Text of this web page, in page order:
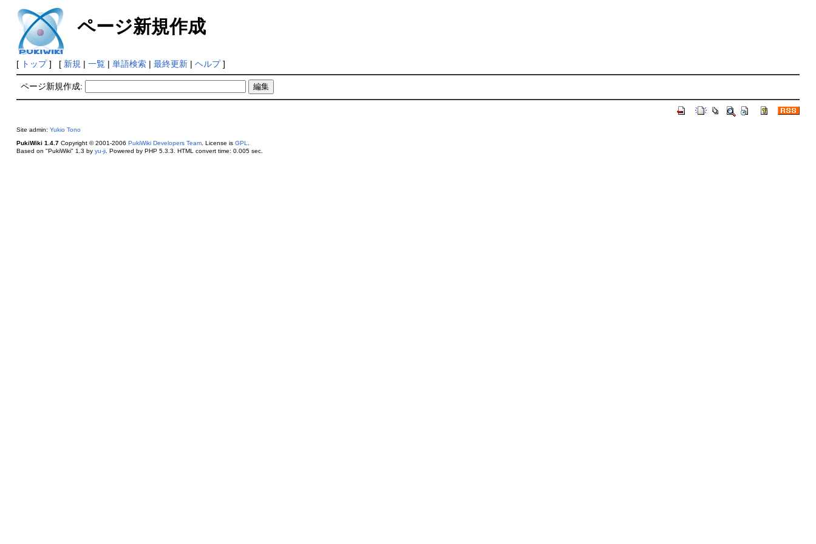
ページ新規作成
[ トップ] [ 新規 | 一覧| 単語検索| 最終更新| ヘルプ]
ページ新規作成:
Site admin: Yukio Tono
PukiWiki 1.4.7Copyright © 2001-2006 PukiWiki Developers Team. License is GPL
Based on "PukiWiki" 1.3 by yu-ji. Powered by PHP 5.3.3. HTML convert time: 0.005 sec.